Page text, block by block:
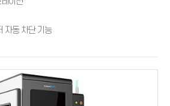
자동 차단 기능